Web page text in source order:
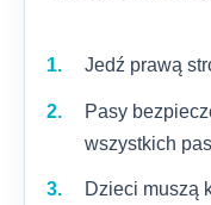
Jedź prawą
Pasy
wszystkich
Dzieci muszą